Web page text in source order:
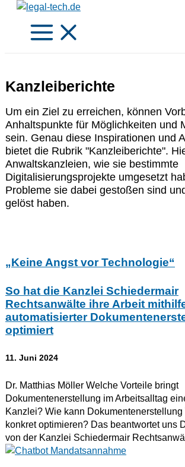
Zum
springen
Kanzleiberichte
Um ein Ziel zu erreichen, können
Anhaltspunkte für Möglichkeiten und
sein. Genau diese Inspirationen und
bietet die Rubrik "Kanzleiberichte".
Anwaltskanzleien, wie sie bestimmte
Digitalisierungsprojekte umgesetzt
Probleme sie dabei gestoßen sind
gelöst haben.
„Keine Angst vor Technologie“
So hat die Kanzlei Schiedermair
Rechtsanwälte ihre Arbeit
automatisierter
optimiert
11. Juni 2024
Dr. Matthias Möller Welche Vorteile bringt
Dokumentenerstellung im Arbeitsalltag
Kanzlei? Wie kann
konkret optimieren? Das beantwortet uns
von der Kanzlei Schiedermair